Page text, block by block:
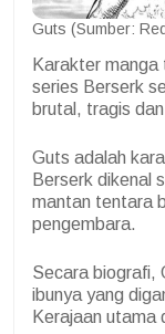
Guts (Sumber:
Karakter manga
series Berserk
brutal, tragis
Guts adalah
Berserk dikenal
mantan tentara
pengembara.
Secara biografi,
ibunya yang
Kerajaan utama